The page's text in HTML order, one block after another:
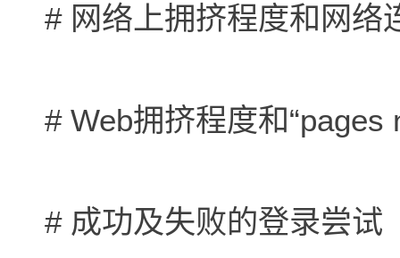
# 网络上拥挤程度和网络
# Web拥挤程度和“pages
# 成功及失败的登录尝试